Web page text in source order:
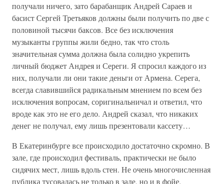
получали ничего, зато барабанщик Андрей Сараев и
басист Сергей Третьяков должны были получить по две с
половиной тысячи баксов. Все без исключения
музыканты группы жили бедно, так что столь
значительная сумма должна была солидно укрепить
личный бюджет Андрея и Сереги. Я спросил каждого из
них, получали ли они такие деньги от Армена. Серега,
всегда славившийся радикальным мнением по всем без
исключения вопросам, соригинальничал и ответил, что
вроде как это не его дело. Андрей сказал, что никаких
денег не получал, ему лишь презентовали кассету…
В Екатеринбурге все происходило достаточно скромно. В
зале, где происходил фестиваль, практически не было
сидячих мест, лишь вдоль стен. Не очень многочисленная
публика тусовалась не только в зале, но и в фойе,